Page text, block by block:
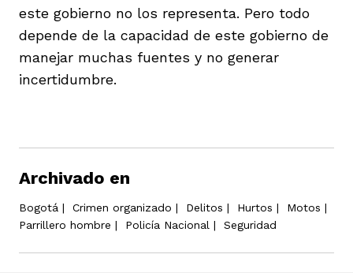
este gobierno no los representa. Pero todo
depende de la capacidad de este gobierno de
manejar muchas fuentes y no generar
incertidumbre.
Archivado en
Bogotá | Crimen organizado | Delitos | Hurtos | Motos |
Parrillero hombre | Policía Nacional | Seguridad